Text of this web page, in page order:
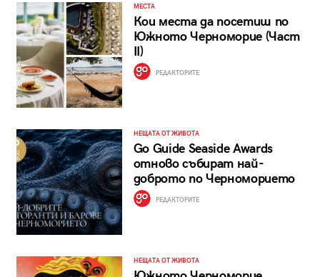
МЕСТА
Кои места да посетиш по
Южното Черноморие (Част
II)
РЕДАКТОРИТЕ
НЕЩАТА ОТ ЖИВОТА
Go Guide Seaside Awards
отново събират най-
доброто по Черноморието
РЕДАКТОРИТЕ
НЕЩАТА ОТ ЖИВОТА